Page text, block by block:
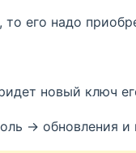
его надо
новый ключ
-> обновления